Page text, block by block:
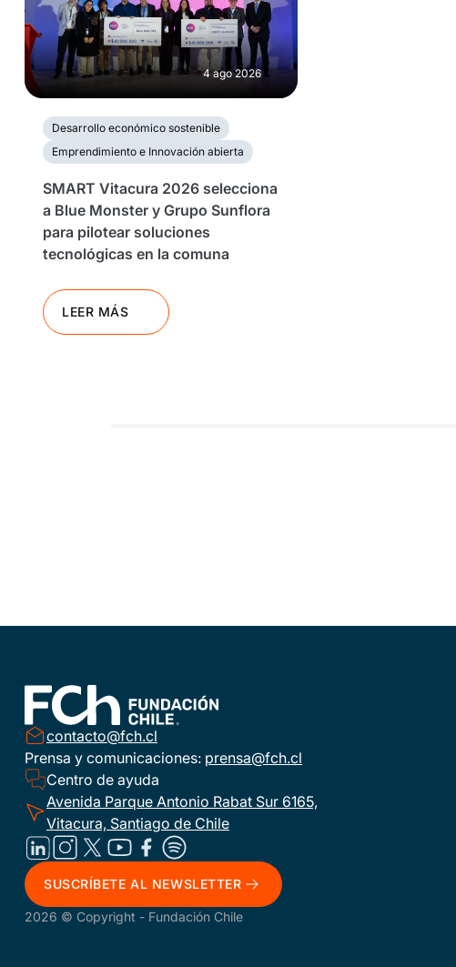
4 ago 2026
Desarrollo económico sostenible
Emprendimiento e Innovación abierta
SMART Vitacura 2026 selecciona
a Blue Monster y Grupo Sunflora
para pilotear soluciones
tecnológicas en la comuna
LEER MÁS
contacto@fch.cl
Prensa y comunicaciones: prensa@fch.cl
Centro de ayuda
Avenida Parque Antonio Rabat Sur 6165,
Vitacura, Santiago de Chile
SUSCRÍBETE AL NEWSLETTER
2026 © Copyright - Fundación Chile